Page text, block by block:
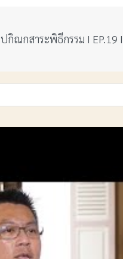
ปกิณกสาระพิธีกรรม I